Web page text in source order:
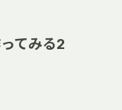
てみる2